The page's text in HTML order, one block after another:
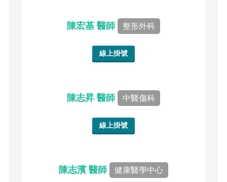
陳宏基 醫師 整形外科
線上掛號
陳志昇 醫師 中醫傷科
線上掛號
陳志濱 醫師 健康醫學中心